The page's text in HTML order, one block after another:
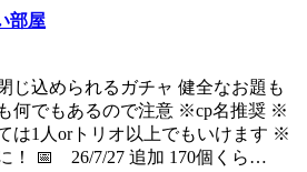
部屋
じ込められるガチャ 健全なお題も
何でもあるので注意 ※cp名推奨 ※
は1人orトリオ以上でもいけます ※
！ 📅 26/7/27 追加 170個くら…